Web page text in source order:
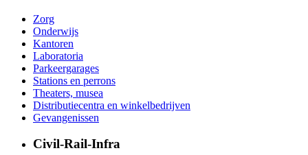
Zorg
Onderwijs
Kantoren
Laboratoria
Parkeergarages
Stations en perrons
Theaters, musea
Distributiecentra en winkelbedrijven
Gevangenissen
Civil-Rail-Infra